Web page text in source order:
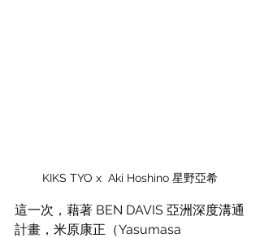
KIKS TYO x  Aki Hoshino 星野亞希
這一次，藉著 BEN DAVIS 亞洲深度溝通
計畫，米原康正（Yasumasa